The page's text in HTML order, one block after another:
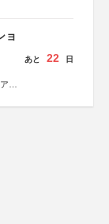
ョ
ー
あと 22 日